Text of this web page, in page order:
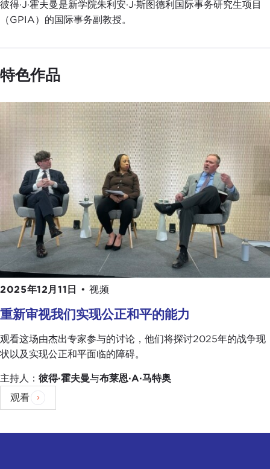
彼得·J·霍夫曼是新学院朱利安·J·斯图德利国际事务研究生项目
（GPIA）的国际事务副教授。
特色作品
2025年12月11日 • 视频
重新审视我们实现公正和平的能力
观看这场由杰出专家参与的讨论，他们将探讨2025年的战争现
状以及实现公正和平面临的障碍。
主持人： 彼得·霍夫曼与布莱恩·A·马特奥
观看